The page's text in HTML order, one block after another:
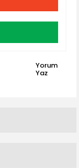
Yorum
Yaz